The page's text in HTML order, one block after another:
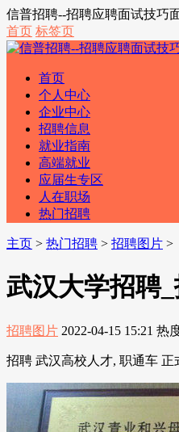
信普招聘--招聘应聘面试技巧
首页 标签页
首页
个人中心
企业中心
招聘信息
就业指南
高端就业
应届生专区
人在职场
热门招聘
主页 > 热门招聘 > 招聘图片 >
武汉大学招聘
招聘图片 2022-04-15 15:21 热
招聘 武汉高校人才, 职通车 正